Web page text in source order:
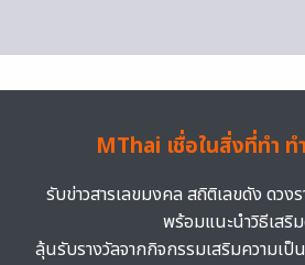
MThai เชื่อในสิ่งที่ทำ ท
รับข่าวสารเลขมงคล สถิติเลขดัง ดวง
พร้อมแนะนำวิธีเสริ
ลุ้นรับรางวัลจากกิจกรรมเสริมความเ